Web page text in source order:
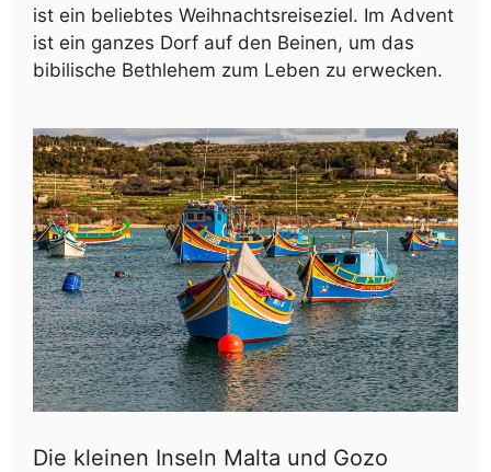
ist ein beliebtes Weihnachtsreiseziel. Im Advent
ist ein ganzes Dorf auf den Beinen, um das
bibilische Bethlehem zum Leben zu erwecken.
Die kleinen Inseln Malta und Gozo